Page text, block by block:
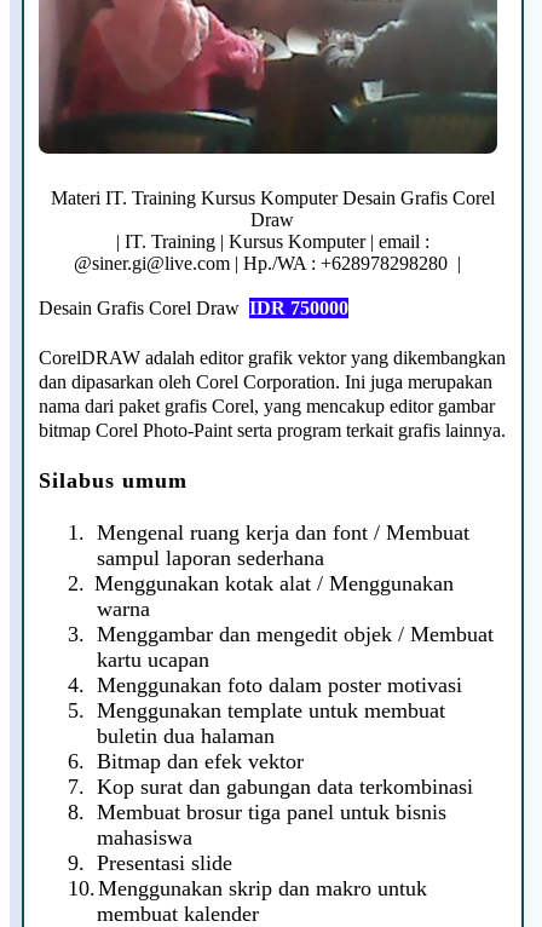
Materi IT. Training Kursus Komputer Desain Grafis Corel
Draw
| IT. Training | Kursus Komputer | email :
@siner.gi@live.com | Hp./WA : +628978298280 |
Desain Grafis Corel Draw IDR 750000
CorelDRAW adalah editor grafik vektor yang dikembangkan
dan dipasarkan oleh Corel Corporation. Ini juga merupakan
nama dari paket grafis Corel, yang mencakup editor gambar
bitmap Corel Photo-Paint serta program terkait grafis lainnya.
Silabus umum
1. Mengenal ruang kerja dan font / Membuat
sampul laporan sederhana
2. Menggunakan kotak alat / Menggunakan
warna
3. Menggambar dan mengedit objek / Membuat
kartu ucapan
4. Menggunakan foto dalam poster motivasi
5. Menggunakan template untuk membuat
buletin dua halaman
6. Bitmap dan efek vektor
7. Kop surat dan gabungan data terkombinasi
8. Membuat brosur tiga panel untuk bisnis
mahasiswa
9. Presentasi slide
10.Menggunakan skrip dan makro untuk
membuat kalender